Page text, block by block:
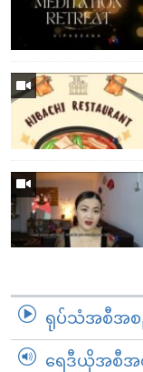
ရုပ်သံအစီအစဉ်
ရေဒီယိုအစီအစ